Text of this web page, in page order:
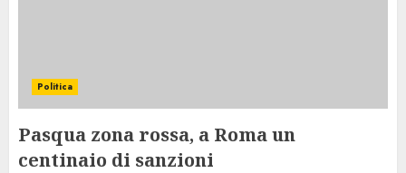
Politica
Pasqua zona rossa, a Roma un
centinaio di sanzioni